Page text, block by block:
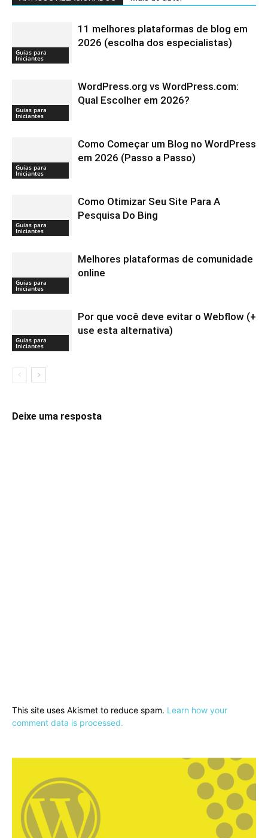
Guias para
Iniciantes
11 melhores plataformas de blog em
2026 (escolha dos especialistas)
Guias para
Iniciantes
WordPress.org vs WordPress.com:
Qual Escolher em 2026?
Guias para
Iniciantes
Como Começar um Blog no WordPress
em 2026 (Passo a Passo)
Guias para
Iniciantes
Como Otimizar Seu Site Para A
Pesquisa Do Bing
Guias para
Iniciantes
Melhores plataformas de comunidade
online
Guias para
Iniciantes
Por que você deve evitar o Webflow (+
use esta alternativa)
Deixe uma resposta
This site uses Akismet to reduce spam. Learn how your
comment data is processed.